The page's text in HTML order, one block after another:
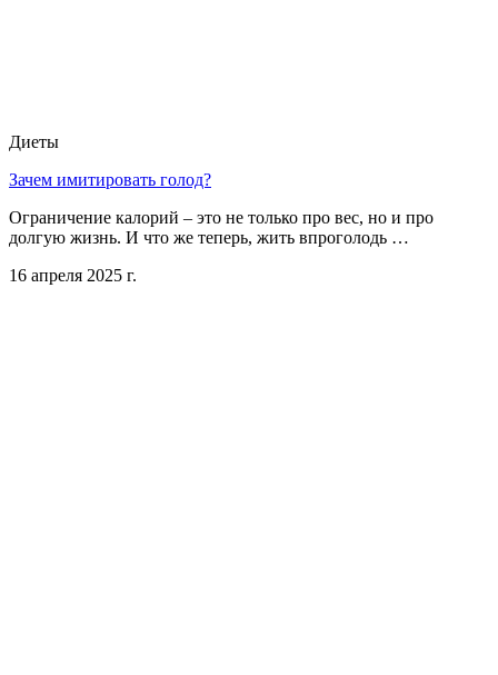
Диеты
Зачем имитировать голод?
Ограничение калорий – это не только про вес, но и про
долгую жизнь. И что же теперь, жить впроголодь …
16 апреля 2025 г.